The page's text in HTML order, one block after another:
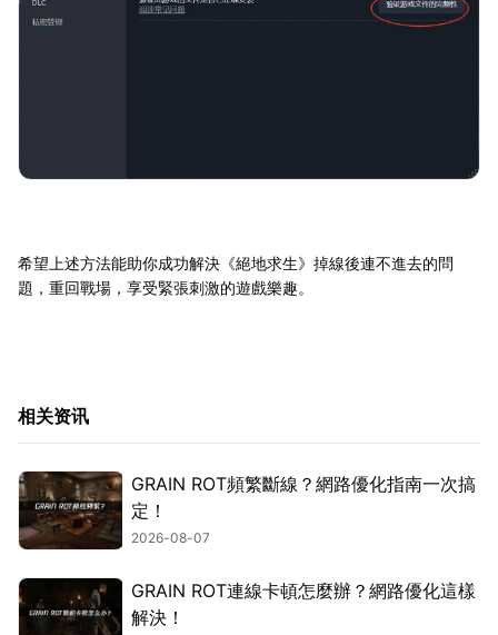
希望上述方法能助你成功解決《絕地求生》掉線後連不進去的問
題，重回戰場，享受緊張刺激的遊戲樂趣。
相关资讯
GRAIN ROT頻繁斷線？網路優化指南一次搞
定！
2026-08-07
GRAIN ROT連線卡頓怎麼辦？網路優化這樣
解決！